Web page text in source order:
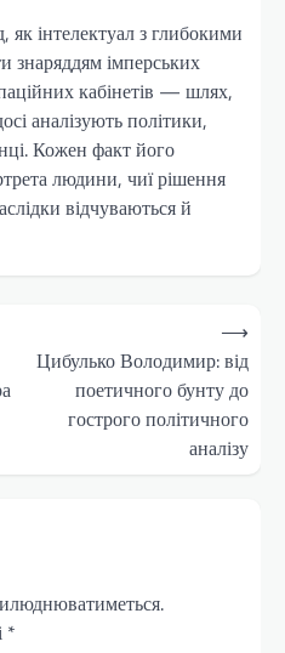
інтелектуал з глибокими
знаряддям імперських
кабінетів — шлях,
аналізують політики,
Кожен факт його
людини, чиї рішення
відчуваються й
Цибулько Володимир: від
поетичного бунту до
гострого політичного
аналізу
⟶
*